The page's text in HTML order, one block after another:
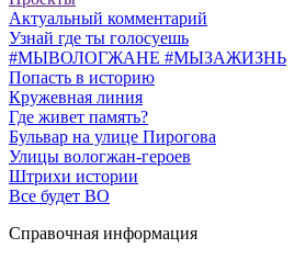
Актуальный комментарий
Узнай где ты голосуешь
#МЫВОЛОГЖАНЕ #МЫЗАЖИЗНЬ
Попасть в историю
Кружевная линия
Где живет память?
Бульвар на улице Пирогова
Улицы вологжан-героев
Штрихи истории
Все будет ВО
Справочная информация